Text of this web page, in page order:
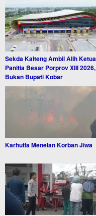
Sekda Kalteng Ambil Alih Ketua
Panitia Besar Porprov XIII 2026,
Bukan Bupati Kobar
Karhutla Menelan Korban Jiwa